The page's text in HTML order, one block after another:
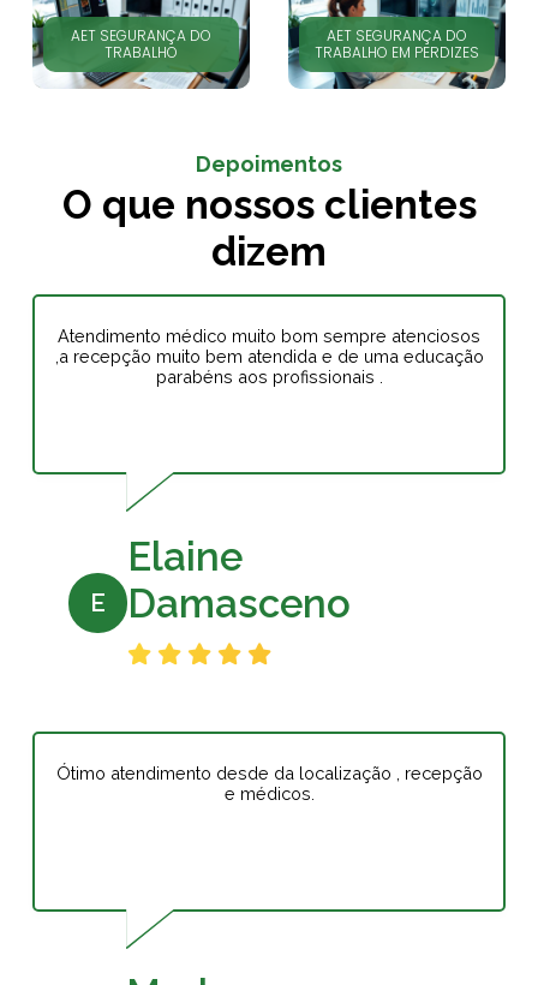
AET SEGURANÇA DO
TRABALHO
AET SEGURANÇA DO
TRABALHO EM PERDIZES
Depoimentos
O que nossos clientes
dizem
Atendimento médico muito bom sempre atenciosos
,a recepção muito bem atendida e de uma educação
parabéns aos profissionais .
E
Elaine
Damasceno
Ótimo atendimento desde da localização , recepção
e médicos.